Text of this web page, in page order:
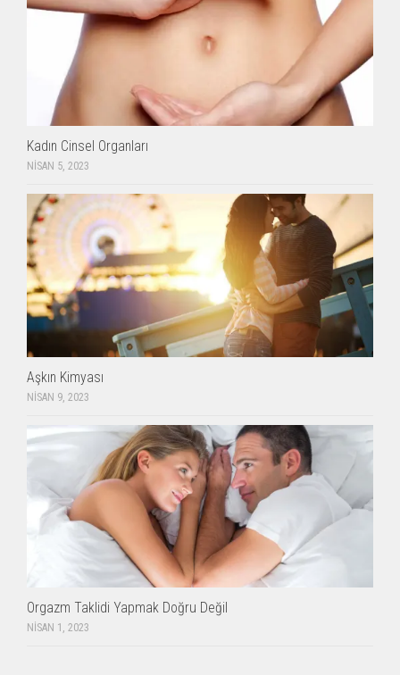
Kadın Cinsel Organları
NISAN 5, 2023
Aşkın Kimyası
NISAN 9, 2023
Orgazm Taklidi Yapmak Doğru Değil
NISAN 1, 2023